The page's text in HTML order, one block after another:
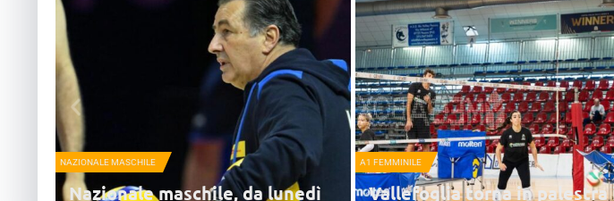
NAZIONALE MASCHILE
Nazionale maschile, da lunedì
A1 FEMMINILE
Vallefoglia torna in palestra